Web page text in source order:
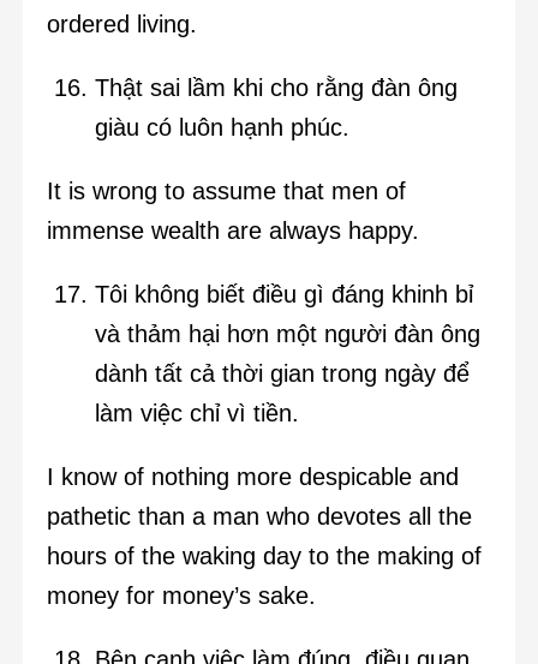
ordered living.
Thật sai lầm khi cho rằng đàn ông
giàu có luôn hạnh phúc.
It is wrong to assume that men of
immense wealth are always happy.
Tôi không biết điều gì đáng khinh bỉ
và thảm hại hơn một người đàn ông
dành tất cả thời gian trong ngày để
làm việc chỉ vì tiền.
I know of nothing more despicable and
pathetic than a man who devotes all the
hours of the waking day to the making of
money for money’s sake.